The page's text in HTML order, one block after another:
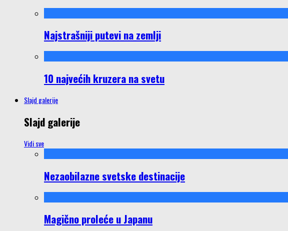
Najstrašniji putevi na zemlji
10 najvećih kruzera na svetu
Slajd galerije
Slajd galerije
Vidi sve
Nezaobilazne svetske destinacije
Magično proleće u Japanu